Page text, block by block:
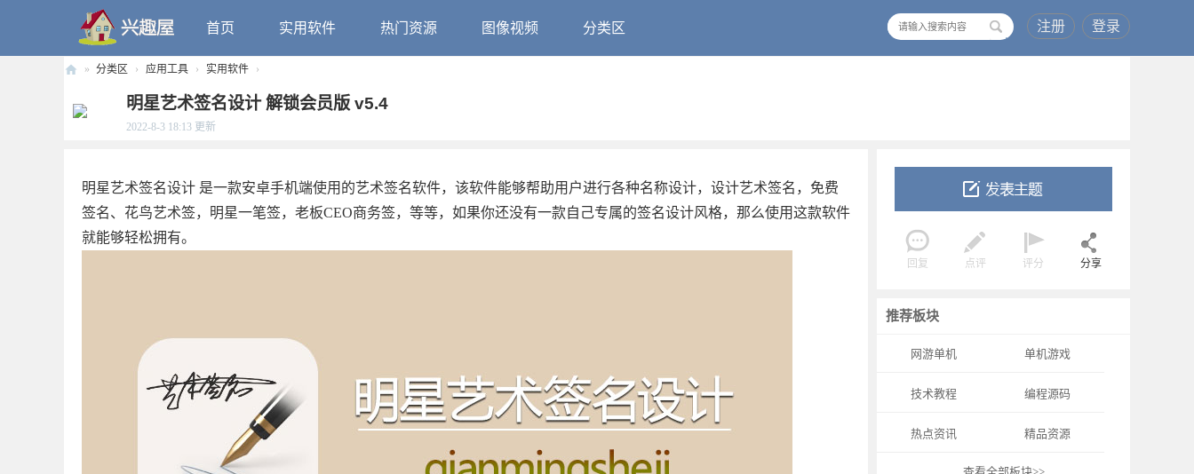
首页 实用软件 热门资源 图像视频 分类区 注册 登录
趣
» 分类区 › 应用工具 › 实用软件 ›
明星艺术签名设计 解锁会员版 v5.4
2022-8-3 18:13 更新
回复 点评 评分 分享
推荐板块
网游单机 单机游戏
技术教程 编程源码
热点资讯 精品资源
明星艺术签名设计 是一款安卓手机端使用的艺术签名软件，该软件能够帮助用户进行各种名称设计，设计艺术签名，免费
签名、花鸟艺术签，明星一笔签，老板CEO商务签，等等，如果你还没有一款自己专属的签名设计风格，那么使用这款软件
就能够轻松拥有。